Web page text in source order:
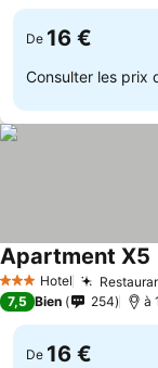
De 16 €
Consulter les prix
3 ÉtoilesHotel
Apartment X5
7,5 Bien 254 à
De 16 €